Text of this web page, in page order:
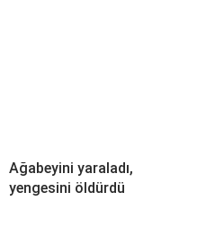
Ağabeyini yaraladı,
yengesini öldürdü